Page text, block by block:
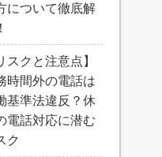
について徹底解
スクと注意点】
時間外の電話は
基準法違反？休
電話対応に潜む
ク